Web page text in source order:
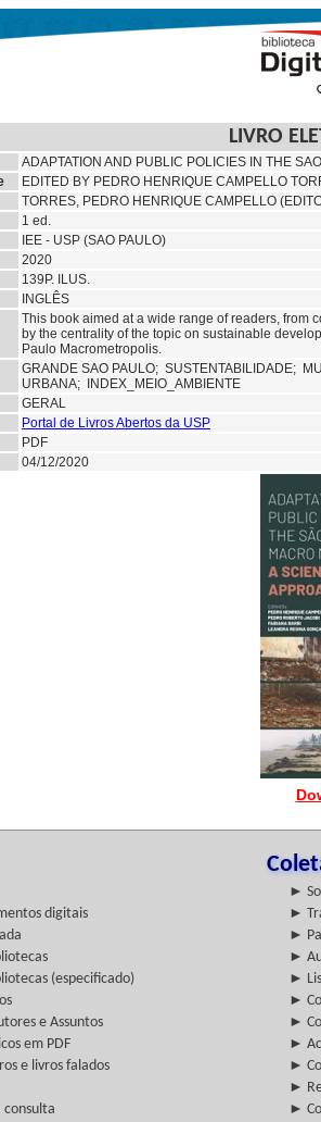
LIVRO
ADAPTATION AND PUBLIC POLICIES IN THE
EDITED BY PEDRO HENRIQUE CAMPELLO
TORRES, PEDRO HENRIQUE CAMPELLO
1 ed.
IEE - USP (SAO PAULO)
2020
139P. ILUS.
INGLÊS
This book aimed at a wide range of readers, from
by the centrality of the topic on sustainable
Paulo Macrometropolis.
GRANDE SAO PAULO; SUSTENTABILIDADE;
URBANA; INDEX_MEIO_AMBIENTE
GERAL
Portal de Livros Abertos da USP
PDF
04/12/2020
►
digitais
►
►
►
(especificado)
►
►
e Assuntos
►
em PDF
►
e livros falados
►
►
►